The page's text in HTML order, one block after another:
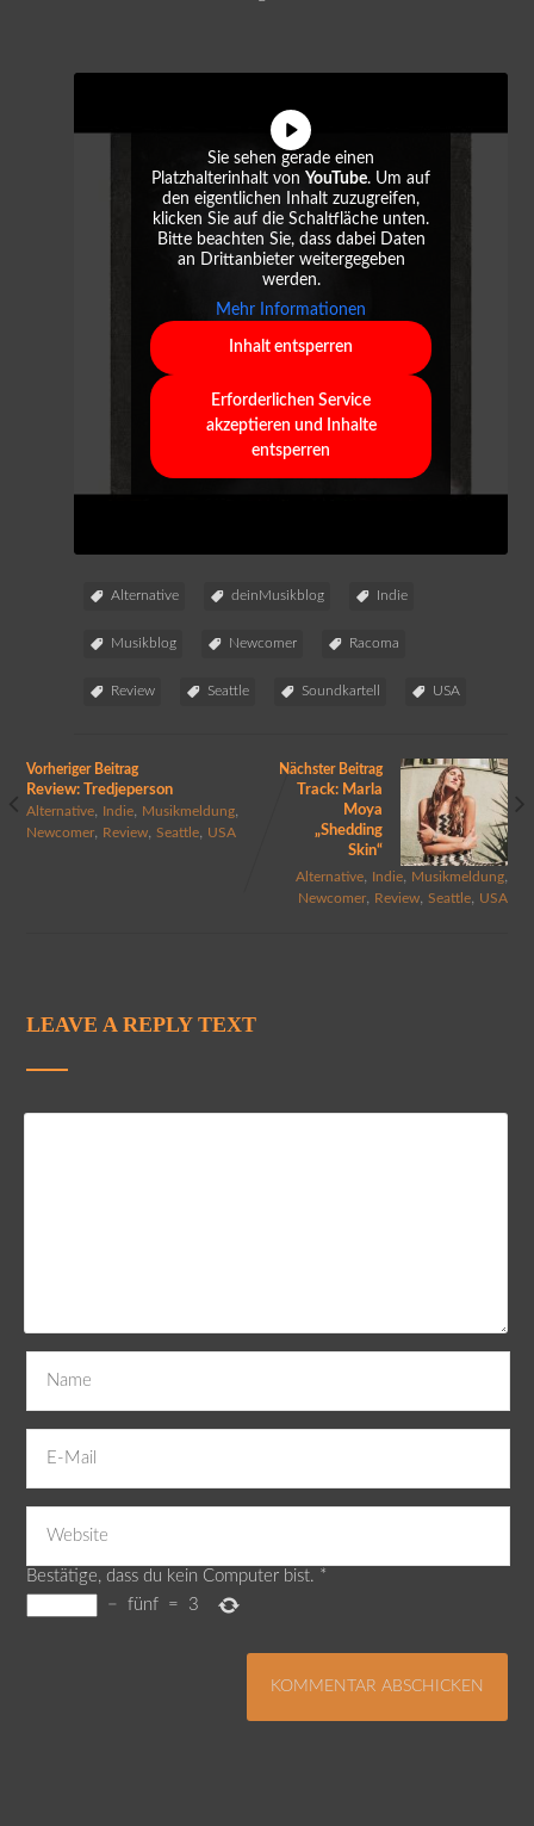
Sie sehen gerade einen
Platzhalterinhalt von YouTube. Um auf
den eigentlichen Inhalt zuzugreifen,
klicken Sie auf die Schaltfläche unten.
Bitte beachten Sie, dass dabei Daten
an Drittanbieter weitergegeben
werden.
Mehr Informationen
Inhalt entsperren
Erforderlichen Service
akzeptieren und Inhalte
entsperren
Alternative deinMusikblog Indie
Musikblog Newcomer Racoma
Review Seattle Soundkartell USA
Vorheriger Beitrag
Review: Tredjeperson
Alternative, Indie, Musikmeldung,
Newcomer, Review, Seattle, USA
Nächster Beitrag
Track: Marla
Moya
„Shedding
Skin“
Alternative, Indie, Musikmeldung,
Newcomer, Review,Seattle, USA
LEAVE A REPLY TEXT
Bestätige, dass du kein Computer bist. *
−
fünf = 3